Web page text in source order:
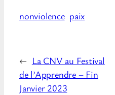
nonviolence paix
← La CNV au Festival
de l’Apprendre – Fin
Janvier 2023